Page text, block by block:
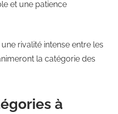
et une patience
rivalité intense entre les
la catégorie des
à